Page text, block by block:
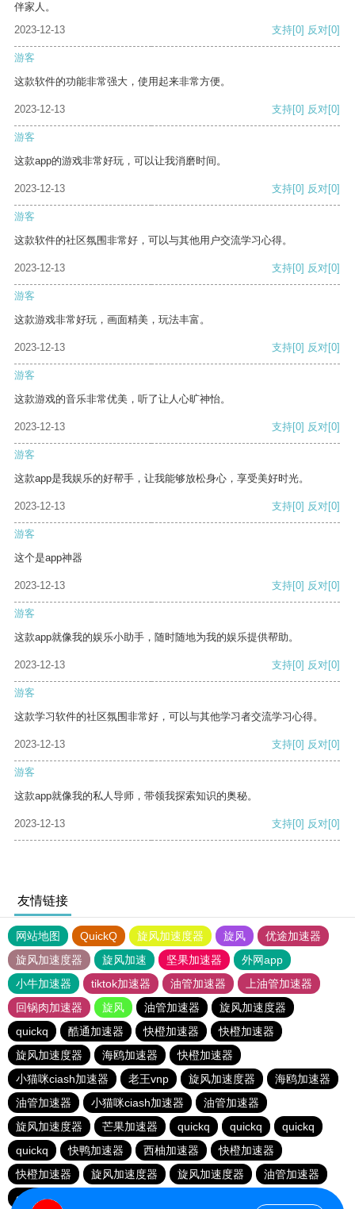
伴家人。
2023-12-13
支持[0] 反对[0]
游客
这款软件的功能非常强大，使用起来非常方便。
2023-12-13 支持[0] 反对[0]
游客
这款app的游戏非常好玩，可以让我消磨时间。
2023-12-13 支持[0] 反对[0]
游客
这款软件的社区氛围非常好，可以与其他用户交流学习心得。
2023-12-13 支持[0] 反对[0]
游客
这款游戏非常好玩，画面精美，玩法丰富。
2023-12-13 支持[0] 反对[0]
游客
这款游戏的音乐非常优美，听了让人心旷神怡。
2023-12-13 支持[0] 反对[0]
游客
这款app是我娱乐的好帮手，让我能够放松身心，享受美好时光。
2023-12-13 支持[0] 反对[0]
游客
这个是app神器
2023-12-13 支持[0] 反对[0]
游客
这款app就像我的娱乐小助手，随时随地为我的娱乐提供帮助。
2023-12-13 支持[0] 反对[0]
游客
这款学习软件的社区氛围非常好，可以与其他学习者交流学习心得。
2023-12-13 支持[0] 反对[0]
游客
这款app就像我的私人导师，带领我探索知识的奥秘。
2023-12-13 支持[0] 反对[0]
友情链接
网站地图 QuickQ 旋风加速度器 旋风
优途加速器
旋风加速度器
旋风加速 坚果加速器
外网app
小牛加速器
tiktok加速器 油管加速器
上油管加速器
回锅肉加速器
旋风 油管加速器
旋风加速度器
quickq
酷通加速器 快橙加速器
快橙加速器
旋风加速度器
海鸥加速器
快橙加速器
小猫咪ciash加速器
老王vnp 旋风加速度器
海鸥加速器
油管加速器
小猫咪ciash加速器
油管加速器
旋风加速度器
芒果加速器 quickq quickq
quickq
quickq
快鸭加速器 西柚加速器
快橙加速器
快橙加速器
旋风加速度器 旋风加速度器
油管加速器
quickq